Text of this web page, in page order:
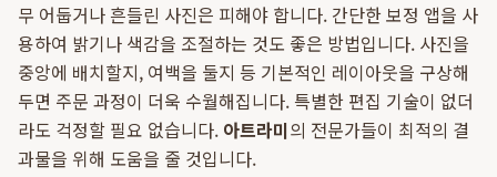
무 어둡거나 흔들린 사진은 피해야 합니다. 간단한 보정 앱을 사
용하여 밝기나 색감을 조절하는 것도 좋은 방법입니다. 사진을
중앙에 배치할지, 여백을 둘지 등 기본적인 레이아웃을 구상해
두면 주문 과정이 더욱 수월해집니다. 특별한 편집 기술이 없더
라도 걱정할 필요 없습니다. 아트라미의 전문가들이 최적의 결
과물을 위해 도움을 줄 것입니다.